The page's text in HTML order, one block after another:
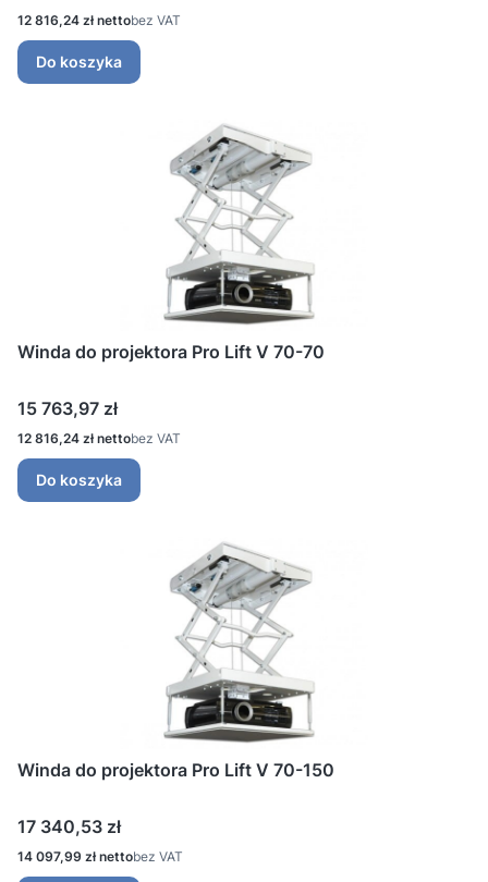
Cena
12 816,24 zł bez VAT
Do koszyka
Winda do projektora Pro Lift V 70-70
Cena
15 763,97 zł
Cena
12 816,24 zł bez VAT
Do koszyka
Winda do projektora Pro Lift V 70-150
Cena
17 340,53 zł
Cena
14 097,99 zł bez VAT